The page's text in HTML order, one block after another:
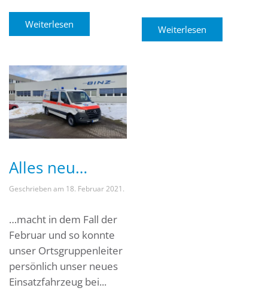
Weiterlesen Weiterlesen
Alles neu…
Geschrieben am 18. Februar 2021 .
…macht in dem Fall der
Februar und so konnte
unser Ortsgruppenleiter
persönlich unser neues
Einsatzfahrzeug bei...